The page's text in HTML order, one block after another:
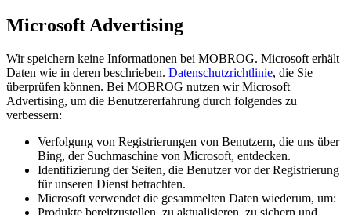
Microsoft Advertising
Wir speichern keine Informationen bei MOBROG. Microsoft erhält
Daten wie in deren beschrieben. Datenschutzrichtlinie, die Sie
überprüfen können. Bei MOBROG nutzen wir Microsoft
Advertising, um die Benutzererfahrung durch folgendes zu
verbessern:
Verfolgung von Registrierungen von Benutzern, die uns über
Bing, der Suchmaschine von Microsoft, entdecken.
Identifizierung der Seiten, die Benutzer vor der Registrierung
für unseren Dienst betrachten.
Microsoft verwendet die gesammelten Daten wiederum, um:
Produkte bereitzustellen, zu aktualisieren, zu sichern und